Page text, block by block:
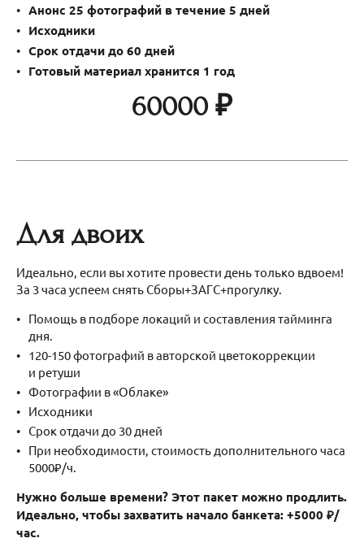
Анонс 25 фотографий в течение 5 дней
Исходники
Срок отдачи до 60 дней
Готовый материал хранится 1 год
60000 ₽
Для двоих
Идеально, если вы хотите провести день только вдвоем!
За 3 часа успеем снять Сборы+ЗАГС+прогулку.
Помощь в подборе локаций и составления тайминга
дня.
120-150 фотографий в авторской цветокоррекции
и ретуши
Фотографии в «Облаке»
Исходники
Срок отдачи до 30 дней
При необходимости, стоимость дополнительного часа
5000₽/ч.
Нужно больше времени? Этот пакет можно продлить.
Идеально, чтобы захватить начало банкета: +5000 ₽/
час.